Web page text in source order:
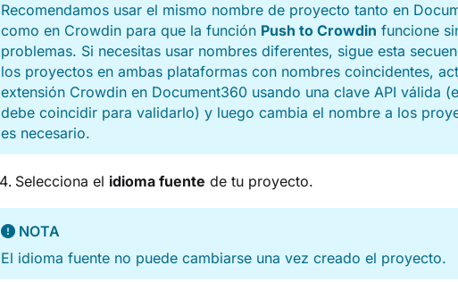
Recomendamos usar el mismo nombre de proyecto tanto en
como en Crowdin para que la función Push to Crowdin funcione
problemas. Si necesitas usar nombres diferentes, sigue esta
los proyectos en ambas plataformas con nombres coincidentes,
extensión Crowdin en Document360 usando una clave API válida
debe coincidir para validarlo) y luego cambia el nombre a los
es necesario.
Selecciona el idioma fuente de tu proyecto.
NOTA
El idioma fuente no puede cambiarse una vez creado el proyecto.